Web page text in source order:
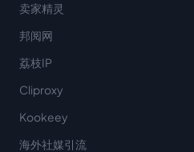
卖家精灵
邦阅网
荔枝IP
Cliproxy
Kookeey
海外社媒引流